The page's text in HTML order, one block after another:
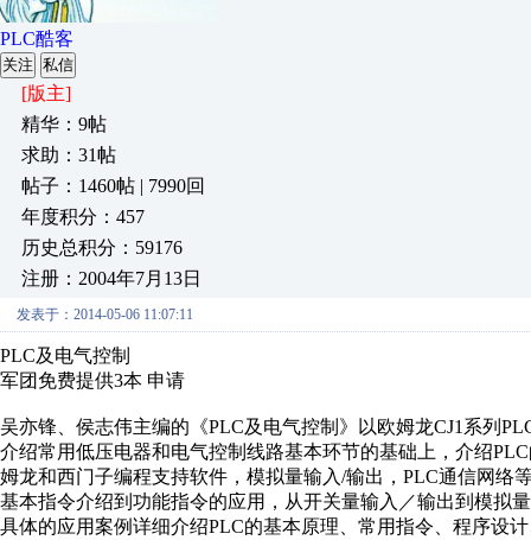
PLC酷客
关注 私信
[版主]
精华：9帖
求助：31帖
帖子：1460帖 | 7990回
年度积分：457
历史总积分：59176
注册：2004年7月13日
发表于：2014-05-06 11:07:11
PLC及电气控制
军团免费提供3本 申请
吴亦锋、侯志伟主编的《PLC及电气控制》以欧姆龙CJ1系列
介绍常用低压电器和电气控制线路基本环节的基础上，介绍
姆龙和西门子编程支持软件，模拟量输入/输出，PLC通信网
基本指令介绍到功能指令的应用，从开关量输入／输出到模拟
具体的应用案例详细介绍PLC的基本原理、常用指令、程序设